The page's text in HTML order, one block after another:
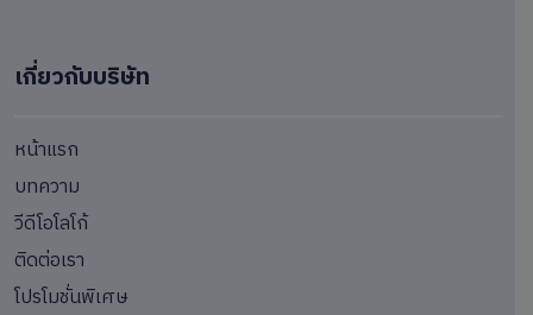
เกี่ยวกับบริษัท
หน้าแรก
บทความ
วีดีโอโลโก้
ติดต่อเรา
โปรโมชั่นพิเศษ